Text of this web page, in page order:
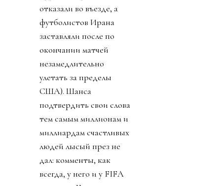
отказали во въезде, а
футболистов Ирана
заставляли после по
окончании матчей
незамедлительно
улетать за пределы
США). Шанса
подтвердить свои слова
тем самым миллионам и
миллиардам счастливых
людей лысый през не
дал: комменты, как
всегда, у него и у FIFA